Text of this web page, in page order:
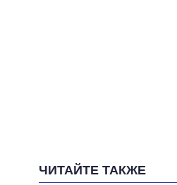
ЧИТАЙТЕ ТАКЖЕ